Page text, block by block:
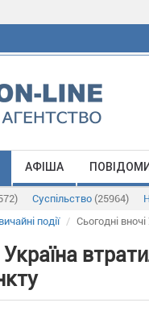
АФІША
Суспільство (25964)
події Сьогодні